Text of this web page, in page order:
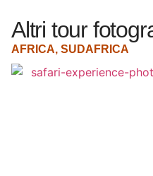
Altri tour
AFRICA, SUDAFRICA